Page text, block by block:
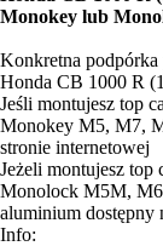
Monokey lub
Konkretna
Honda CB 1000 R
Jeśli montujesz top
Monokey M5, M7,
stronie internetowej
Jeżeli montujesz
Monolock M5M,
aluminium dostępny
Info: